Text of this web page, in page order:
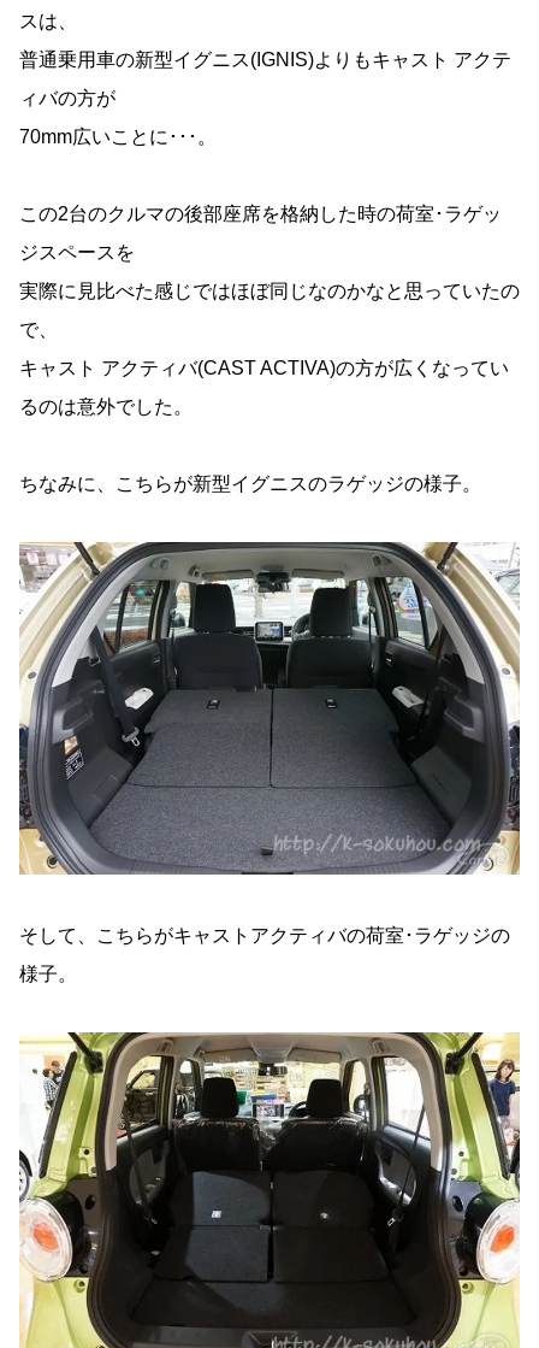
スは、
普通乗用車の新型イグニス(IGNIS)よりもキャスト アクテ
ィバの方が
70mm広いことに･･･。
この2台のクルマの後部座席を格納した時の荷室･ラゲッ
ジスペースを
実際に見比べた感じではほぼ同じなのかなと思っていたの
で、
キャスト アクティバ(CAST ACTIVA)の方が広くなってい
るのは意外でした。
ちなみに、こちらが新型イグニスのラゲッジの様子。
そして、こちらがキャストアクティバの荷室･ラゲッジの
様子。